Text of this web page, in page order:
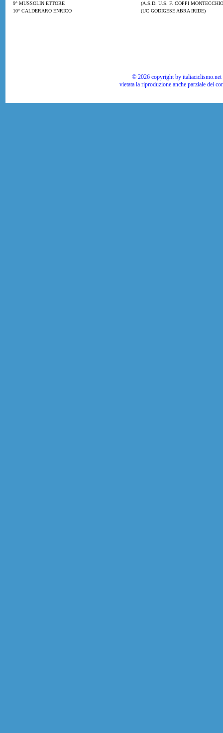
9° MUSSOLIN ETTORE
(A.S.D. U.S. F. COPPI
10° CALDERARO ENRICO
(UC GODIGESE ABRA IRIDE)
© 2026 copyright by
vietata la riproduzione anche parziale dei